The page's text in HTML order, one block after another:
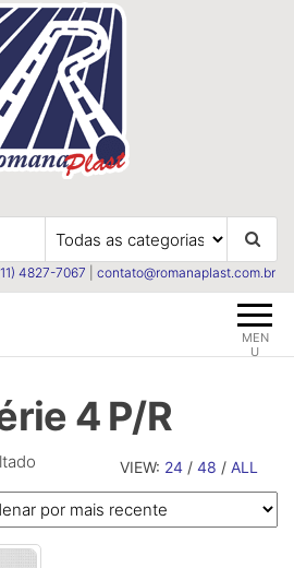
Revestimentos e isolações
termica e acústica
4827-7067 contato@romanaplast.com.br
MEN
U
4 P/R
VIEW: 24 / 48 / ALL